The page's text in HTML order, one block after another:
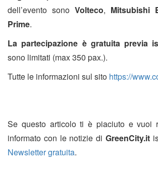
dell’evento sono Volteco, Mitsubishi
Prime.
La partecipazione è gratuita previa
sono limitati (max 350 pax.).
Tutte le informazioni sul sito https://
Se questo articolo ti è piaciuto e vuoi
informato con le notizie di GreenCity.it
Newsletter gratuita.